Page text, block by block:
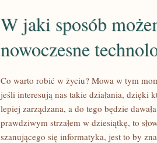
W jaki sposób
nowoczesne
Co warto robić w życiu? Mowa w tym
jeśli interesują nas takie działania, dzięki
lepiej zarządzana, a do tego będzie
prawdziwym strzałem w dziesiątkę, to
szanującego się informatyka, jest to by